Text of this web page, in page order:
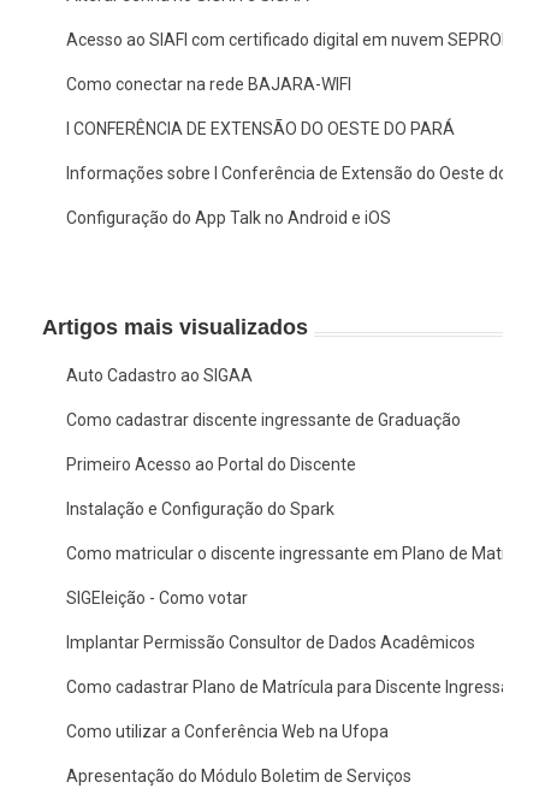
Acesso ao SIAFI com certificado digital em nuvem SEPROID
Como conectar na rede BAJARA-WIFI
I CONFERÊNCIA DE EXTENSÃO DO OESTE DO PARÁ
Informações sobre I Conferência de Extensão do Oeste do
Configuração do App Talk no Android e iOS
Artigos mais visualizados
Auto Cadastro ao SIGAA
Como cadastrar discente ingressante de Graduação
Primeiro Acesso ao Portal do Discente
Instalação e Configuração do Spark
Como matricular o discente ingressante em Plano de
SIGEleição - Como votar
Implantar Permissão Consultor de Dados Acadêmicos
Como cadastrar Plano de Matrícula para Discente Ingressante
Como utilizar a Conferência Web na Ufopa
Apresentação do Módulo Boletim de Serviços